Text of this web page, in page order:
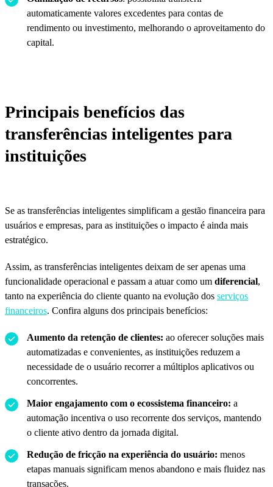
automaticamente valores excedentes para contas de
rendimento ou investimento, melhorando o aproveitamento do
capital.
Principais benefícios das
transferências inteligentes para
instituições
Se as transferências inteligentes simplificam a gestão financeira para
usuários e empresas, para as instituições o impacto é ainda mais
estratégico.
Assim, as transferências inteligentes deixam de ser apenas uma
funcionalidade operacional e passam a atuar como um diferencial,
tanto na experiência do cliente quanto na evolução dos serviços
financeiros. Confira alguns dos principais benefícios:
Aumento da retenção de clientes: ao oferecer soluções mais
automatizadas e convenientes, as instituições reduzem a
necessidade de o usuário recorrer a múltiplos aplicativos ou
concorrentes.
Maior engajamento com o ecossistema financeiro: a
automação incentiva o uso recorrente dos serviços, mantendo
o cliente ativo dentro da jornada digital.
Redução de fricção na experiência do usuário: menos
etapas manuais significam menos abandono e mais fluidez nas
transações.